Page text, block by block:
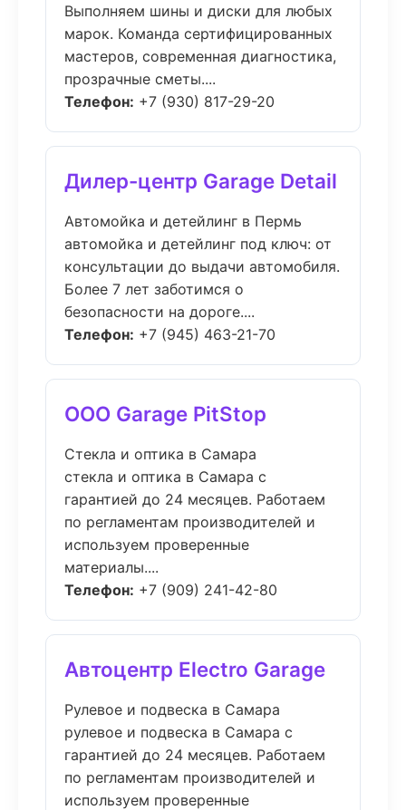
Выполняем шины и диски для любых
марок. Команда сертифицированных
мастеров, современная диагностика,
прозрачные сметы....
Телефон: +7 (930) 817-29-20
Дилер-центр Garage Detail
Автомойка и детейлинг в Пермь
автомойка и детейлинг под ключ: от
консультации до выдачи автомобиля.
Более 7 лет заботимся о
безопасности на дороге....
Телефон: +7 (945) 463-21-70
ООО Garage PitStop
Стекла и оптика в Самара
стекла и оптика в Самара с
гарантией до 24 месяцев. Работаем
по регламентам производителей и
используем проверенные
материалы....
Телефон: +7 (909) 241-42-80
Автоцентр Electro Garage
Рулевое и подвеска в Самара
рулевое и подвеска в Самара с
гарантией до 24 месяцев. Работаем
по регламентам производителей и
используем проверенные